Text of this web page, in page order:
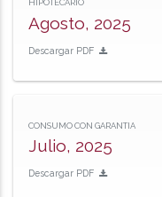
HIPOTECARIO
Agosto, 2025
Descargar PDF
CONSUMO CON GARANTIA
Julio, 2025
Descargar PDF